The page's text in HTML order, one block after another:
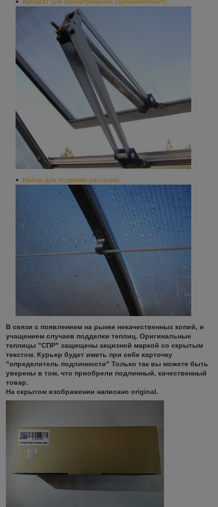
Набор для подвязки растений;​
В связи с появлением на рынке некачественных копий, и
учащением случаев подделки теплиц. Оригинальные
теплицы "СПР" защищены акцизной маркой со скрытым
текстом. Курьер будет иметь при себе карточку
"определитель подлинности" Только так вы можете быть
уверены в том, что приобрели подлинный, качественный
товар.
На скрытом изображении написано original.